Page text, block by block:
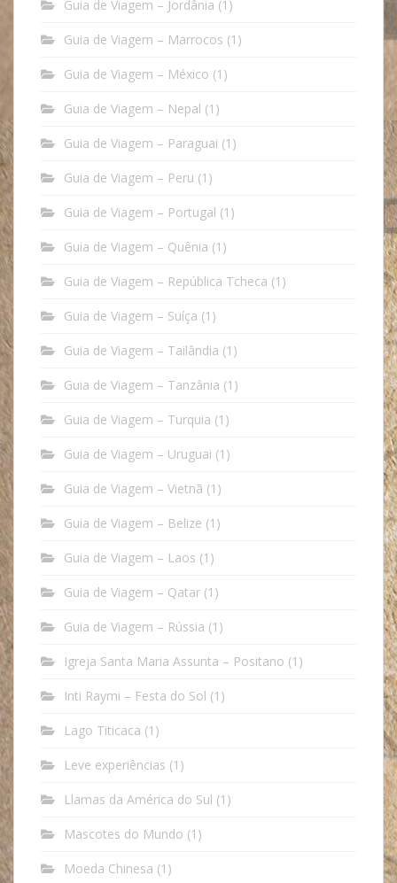
Guia de Viagem – Jordânia (1)
Guia de Viagem – Marrocos (1)
Guia de Viagem – México (1)
Guia de Viagem – Nepal (1)
Guia de Viagem – Paraguai (1)
Guia de Viagem – Peru (1)
Guia de Viagem – Portugal (1)
Guia de Viagem – Quênia (1)
Guia de Viagem – República Tcheca (1)
Guia de Viagem – Suíça (1)
Guia de Viagem – Tailândia (1)
Guia de Viagem – Tanzânia (1)
Guia de Viagem – Turquia (1)
Guia de Viagem – Uruguai (1)
Guia de Viagem – Vietnã (1)
Guia de Viagem – Belize (1)
Guia de Viagem – Laos (1)
Guia de Viagem – Qatar (1)
Guia de Viagem – Rússia (1)
Igreja Santa Maria Assunta – Positano (1)
Inti Raymi – Festa do Sol (1)
Lago Titicaca (1)
Leve experiências (1)
Llamas da América do Sul (1)
Mascotes do Mundo (1)
Moeda Chinesa (1)